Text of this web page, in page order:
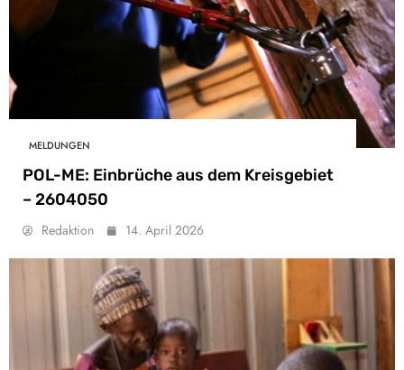
MELDUNGEN
POL-ME: Einbrüche aus dem Kreisgebiet
– 2604050
Redaktion 14. April 2026